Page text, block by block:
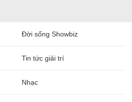
Đời sống Showbiz
Tin tức giải trí
Nhạc